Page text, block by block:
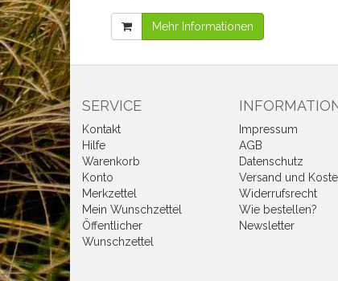
Mehr Informationen
SERVICE
Kontakt
Hilfe
Warenkorb
Konto
Merkzettel
Mein Wunschzettel
Öffentlicher
Wunschzettel
Impressum
AGB
Datenschutz
Versand und
Widerrufsrecht
Wie bestellen?
Newsletter